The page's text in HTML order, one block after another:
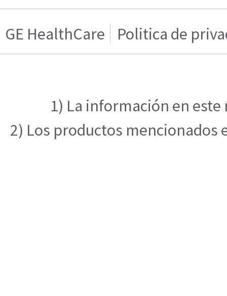
GE HealthCare Politica de
1) La información en
2) Los productos mencionados